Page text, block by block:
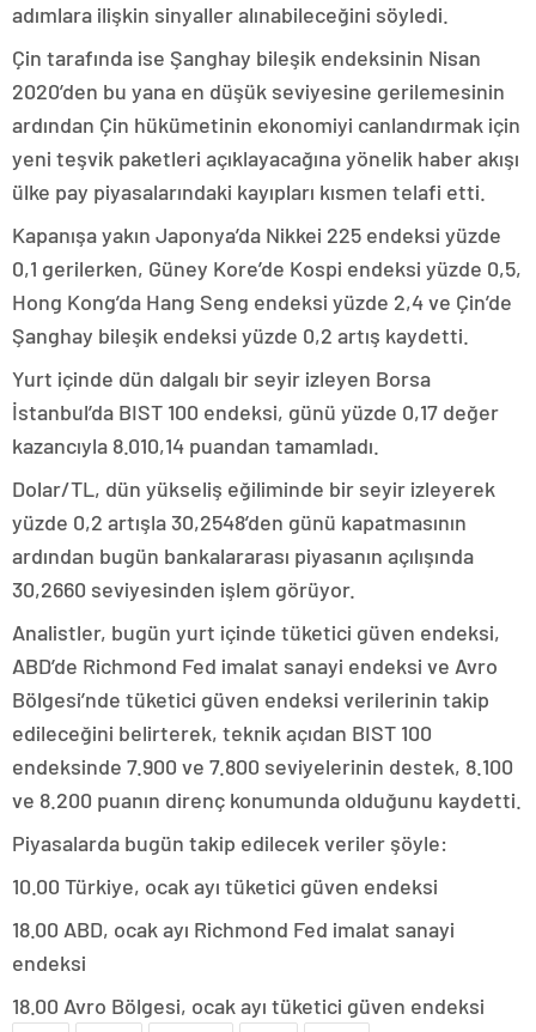
adımlara ilişkin sinyaller alınabileceğini söyledi.
Çin tarafında ise Şanghay bileşik endeksinin Nisan
2020’den bu yana en düşük seviyesine gerilemesinin
ardından Çin hükümetinin ekonomiyi canlandırmak için
yeni teşvik paketleri açıklayacağına yönelik haber akışı
ülke pay piyasalarındaki kayıpları kısmen telafi etti.
Kapanışa yakın Japonya’da Nikkei 225 endeksi yüzde
0,1 gerilerken, Güney Kore’de Kospi endeksi yüzde 0,5,
Hong Kong’da Hang Seng endeksi yüzde 2,4 ve Çin’de
Şanghay bileşik endeksi yüzde 0,2 artış kaydetti.
Yurt içinde dün dalgalı bir seyir izleyen Borsa
İstanbul’da BIST 100 endeksi, günü yüzde 0,17 değer
kazancıyla 8.010,14 puandan tamamladı.
Dolar/TL, dün yükseliş eğiliminde bir seyir izleyerek
yüzde 0,2 artışla 30,2548’den günü kapatmasının
ardından bugün bankalararası piyasanın açılışında
30,2660 seviyesinden işlem görüyor.
Analistler, bugün yurt içinde tüketici güven endeksi,
ABD’de Richmond Fed imalat sanayi endeksi ve Avro
Bölgesi’nde tüketici güven endeksi verilerinin takip
edileceğini belirterek, teknik açıdan BIST 100
endeksinde 7.900 ve 7.800 seviyelerinin destek, 8.100
ve 8.200 puanın direnç konumunda olduğunu kaydetti.
Piyasalarda bugün takip edilecek veriler şöyle:
10.00 Türkiye, ocak ayı tüketici güven endeksi
18.00 ABD, ocak ayı Richmond Fed imalat sanayi
endeksi
18.00 Avro Bölgesi, ocak ayı tüketici güven endeksi